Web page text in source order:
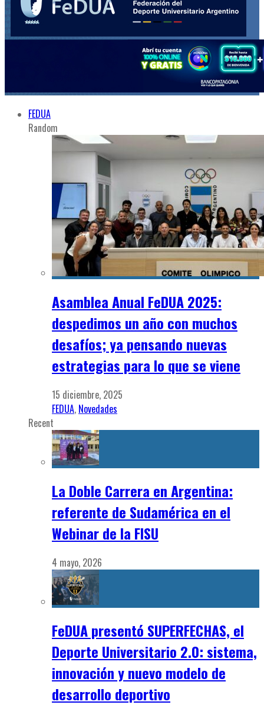
FEDUA
Random
Asamblea Anual FeDUA 2025:
despedimos un año con muchos
desafíos; ya pensando nuevas
estrategias para lo que se viene
15 diciembre, 2025
FEDUA, Novedades
Recent
La Doble Carrera en Argentina:
referente de Sudamérica en el
Webinar de la FISU
4 mayo, 2026
FeDUA presentó SUPERFECHAS, el
Deporte Universitario 2.0: sistema,
innovación y nuevo modelo de
desarrollo deportivo